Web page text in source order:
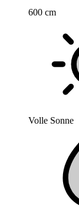
600 cm
Volle Sonne